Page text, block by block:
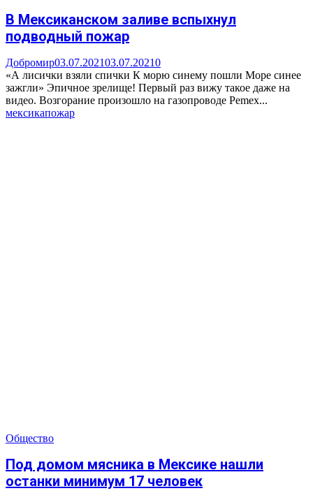
В Мексиканском заливе вспыхнул
подводный пожар
Добромир03.07.202103.07.20210
«А лисички взяли спички К морю синему пошли Море синее
зажгли» Эпичное зрелище! Первый раз вижу такое даже на
видео. Возгорание произошло на газопроводе Pemex...
мексикапожар
Общество
Под домом мясника в Мексике нашли
останки минимум 17 человек